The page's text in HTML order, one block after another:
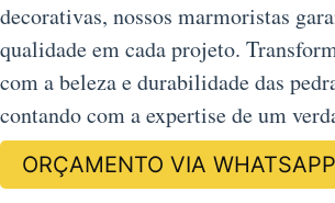
decorativas, nossos marmoristas
qualidade em cada projeto.
com a beleza e durabilidade das
contando com a expertise de um
ORÇAMENTO VIA WHATSAPP